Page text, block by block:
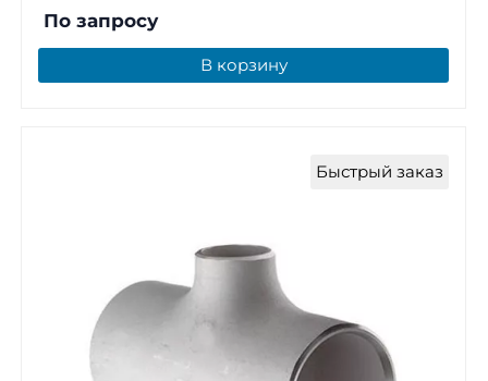
По запросу
В корзину
Быстрый заказ